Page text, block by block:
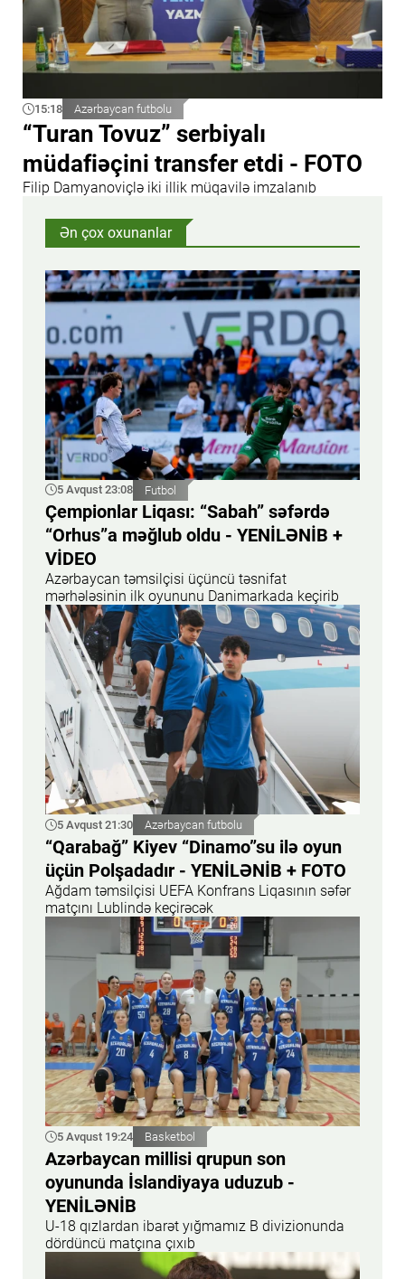
15:18 Azərbaycan futbolu
“Turan Tovuz” serbiyalı
müdafiəçini transfer etdi - FOTO
Filip Damyanoviçlə iki illik müqavilə imzalanıb
Ən çox oxunanlar
5 Avqust 23:08 Futbol
Çempionlar Liqası: “Sabah” səfərdə
“Orhus”a məğlub oldu - YENİLƏNİB +
VİDEO
Azərbaycan təmsilçisi üçüncü təsnifat
mərhələsinin ilk oyununu Danimarkada keçirib
5 Avqust 21:30 Azərbaycan futbolu
“Qarabağ” Kiyev “Dinamo”su ilə oyun
üçün Polşadadır - YENİLƏNİB + FOTO
Ağdam təmsilçisi UEFA Konfrans Liqasının səfər
matçını Lublində keçirəcək
5 Avqust 19:24 Basketbol
Azərbaycan millisi qrupun son
oyununda İslandiyaya uduzub -
YENİLƏNİB
U-18 qızlardan ibarət yığmamız B divizionunda
dördüncü matçına çıxıb